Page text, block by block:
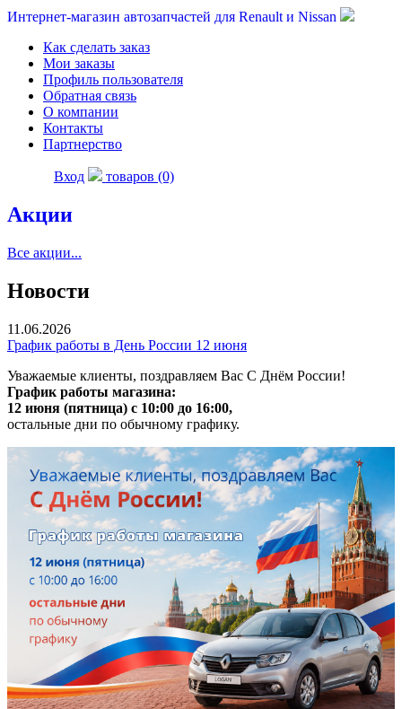
Интернет-магазин автозапчастей для Renault и Nissan
Как сделать заказ
Мои заказы
Профиль пользователя
Обратная связь
О компании
Контакты
Партнерство
Вход товаров (0)
Акции
Все акции...
Новости
11.06.2026
График работы в День России 12 июня
Уважаемые клиенты, поздравляем Вас С Днём России!
График работы магазина:
12 июня (пятница) с 10:00 до 16:00,
остальные дни по обычному графику.